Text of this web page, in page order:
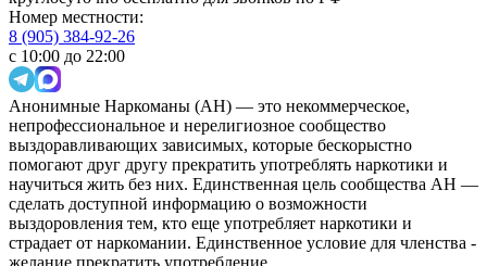
Номер местности:
8 (905) 384-92-26
с 10:00 до 22:00
Анонимные Наркоманы (АН) — это некоммерческое,
непрофессиональное и нерелигиозное сообщество
выздоравливающих зависимых, которые бескорыстно
помогают друг другу прекратить употреблять наркотики и
научиться жить без них. Единственная цель сообщества АН —
сделать доступной информацию о возможности
выздоровления тем, кто еще употребляет наркотики и
страдает от наркомании. Единственное условие для членства -
желание прекратить употребление.